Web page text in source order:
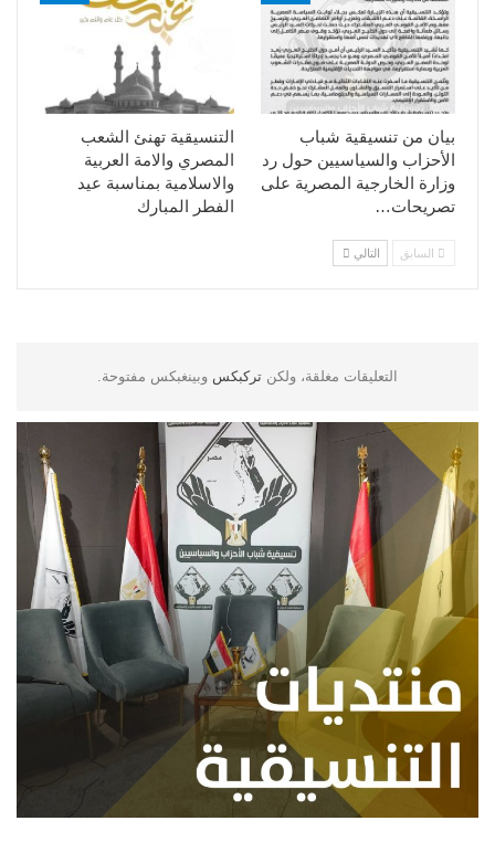
التنسيقية تهنئ الشعب
المصري والامة العربية
والاسلامية بمناسبة عيد
الفطر المبارك
بيان من تنسيقية شباب
الأحزاب والسياسيين حول رد
وزارة الخارجية المصرية على
تصريحات…
السابق التالي
التعليقات مغلقة، ولكن تركبكس وبينغبكس مفتوحة.